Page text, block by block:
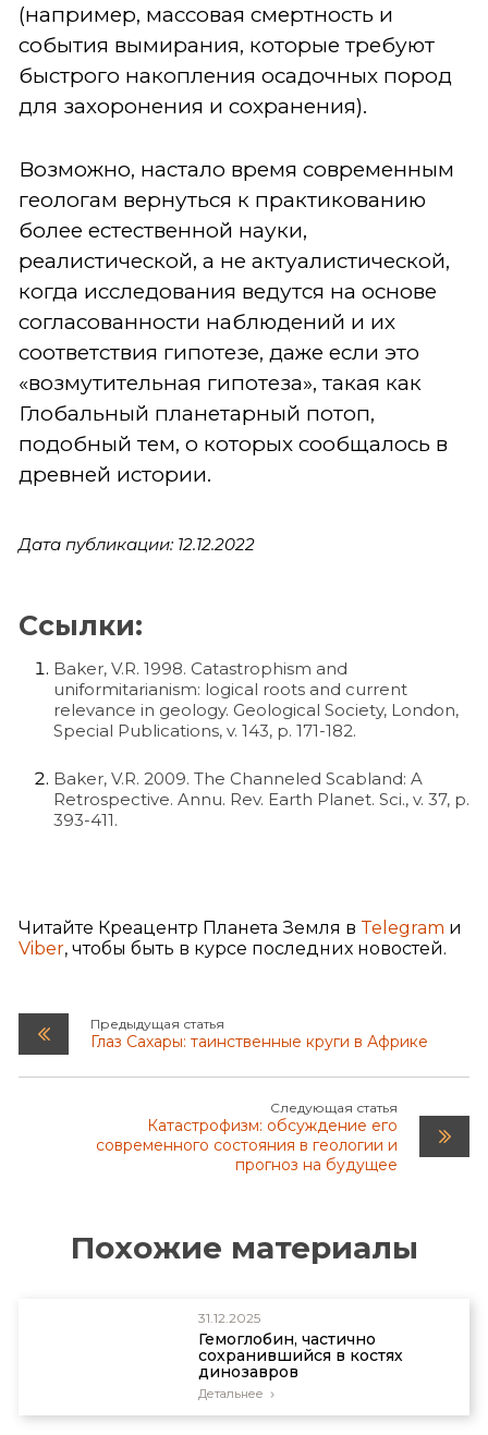
(например, массовая смертность и
события вымирания, которые требуют
быстрого накопления осадочных пород
для захоронения и сохранения).
Возможно, настало время современным
геологам вернуться к практикованию
более естественной науки,
реалистической, а не актуалистической,
когда исследования ведутся на основе
согласованности наблюдений и их
соответствия гипотезе, даже если это
«возмутительная гипотеза», такая как
Глобальный планетарный потоп,
подобный тем, о которых сообщалось в
древней истории.
Дата публикации: 12.12.2022
Ссылки:
Baker, V.R. 1998. Catastrophism and
uniformitarianism: logical roots and current
relevance in geology. Geological Society, London,
Special Publications, v. 143, p. 171-182.
Baker, V.R. 2009. The Channeled Scabland: A
Retrospective. Annu. Rev. Earth Planet. Sci., v. 37, p.
393-411.
Читайте Креацентр Планета Земля в Telegram и
Viber, чтобы быть в курсе последних новостей.
Предыдущая статья
Глаз Сахары: таинственные круги в Африке
Следующая статья
Катастрофизм: обсуждение его
современного состояния в геологии и
прогноз на будущее
Похожие материалы
31.12.2025
Гемоглобин, частично
сохранившийся в костях
динозавров
Детальнее